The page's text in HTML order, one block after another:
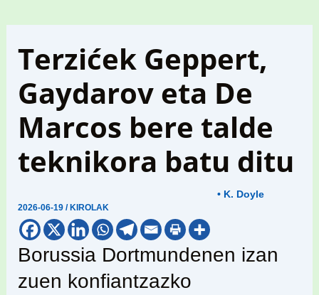
Terzićek Geppert,
Gaydarov eta De
Marcos bere talde
teknikora batu ditu
2026-06-19/ KIROLAK
• K. Doyle
Borussia Dortmundenen izan
zuen konfiantzazko